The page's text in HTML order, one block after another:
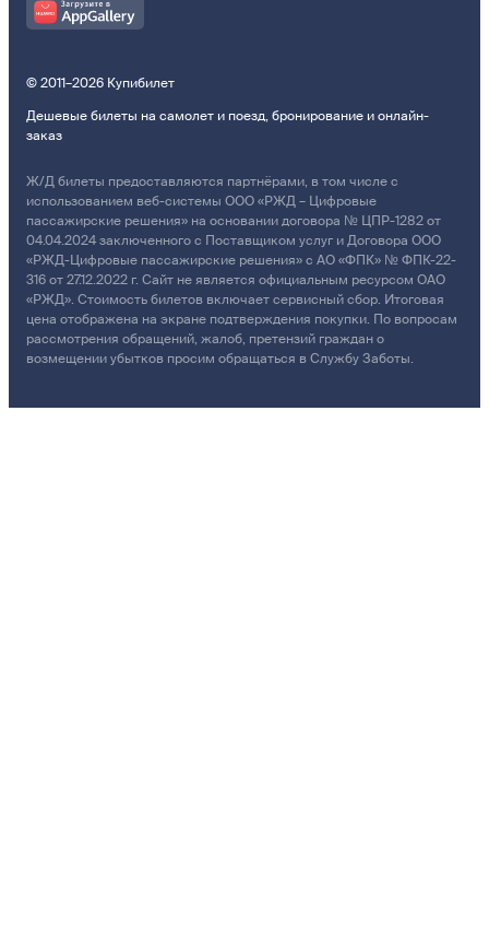
© 2011–2026 Купибилет
Дешевые билеты на самолет и поезд, бронирование и онлайн-
заказ
Ж/Д билеты предоставляются партнёрами, в том числе с
использованием веб-системы ООО «РЖД – Цифровые
пассажирские решения» на основании договора № ЦПР-1282 от
04.04.2024 заключенного с Поставщиком услуг и Договора ООО
«РЖД-Цифровые пассажирские решения» с АО «ФПК» № ФПК-22-
316 от 27.12.2022 г. Сайт не является официальным ресурсом ОАО
«РЖД». Стоимость билетов включает сервисный сбор. Итоговая
цена отображена на экране подтверждения покупки. По вопросам
рассмотрения обращений, жалоб, претензий граждан о
возмещении убытков просим обращаться в Службу Заботы.